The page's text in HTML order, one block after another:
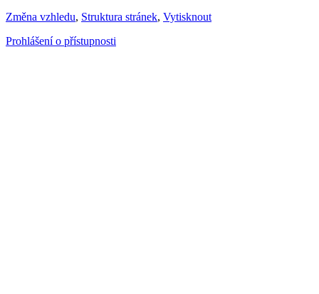
Změna vzhledu, Struktura stránek, Vytisknout
Prohlášení o přístupnosti